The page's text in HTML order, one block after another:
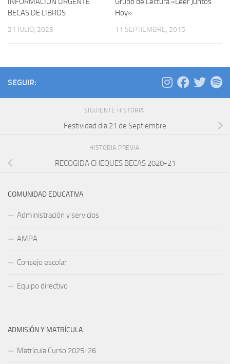
BECAS DE LIBROS
21 JULIO, 2023
Hoy»
11 SEPTIEMBRE, 2015
SEGUIR:
SIGUIENTE HISTORIA
Festividad dia 21 de Septiembre
HISTORIA PREVIA
RECOGIDA CHEQUES BECAS 2020-21
COMUNIDAD EDUCATIVA
Administración y servicios
AMPA
Consejo escolar
Equipo directivo
ADMISIÓN Y MATRÍCULA
Matrícula Curso 2025-26